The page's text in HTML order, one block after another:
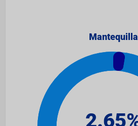
Mantequilla